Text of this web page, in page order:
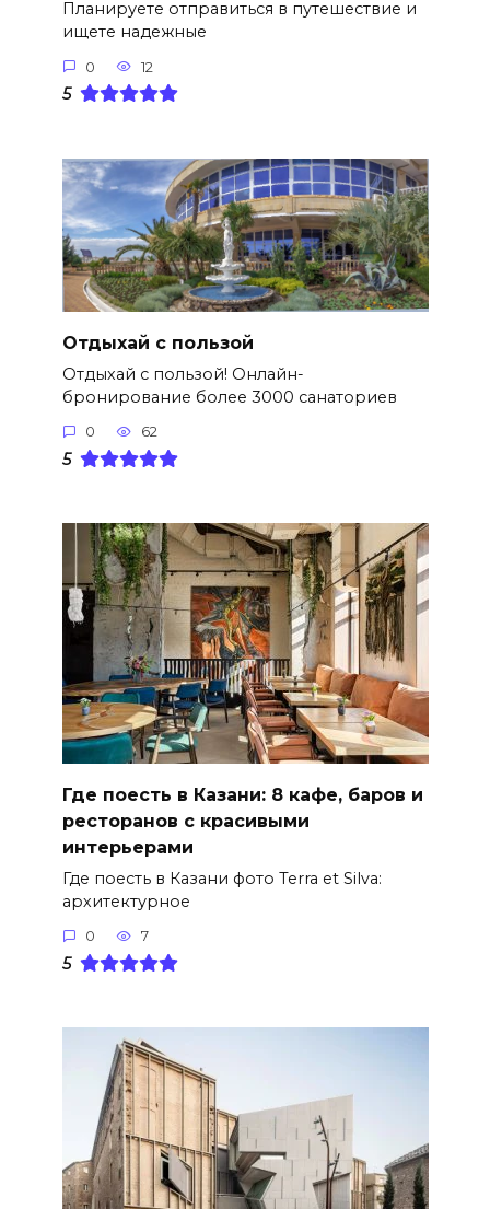
Планируете отправиться в путешествие и
ищете надежные
0 12
5
Отдыхай с пользой
Отдыхай с пользой! Онлайн-
бронирование более 3000 санаториев
0 62
5
Где поесть в Казани: 8 кафе, баров и
ресторанов с красивыми
интерьерами
Где поесть в Казани фото Terra et Silva:
архитектурное
0 7
5